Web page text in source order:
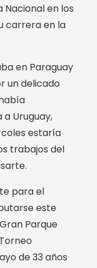
en los
carrera en la
en Paraguay
un delicado
Uruguay,
estaría
trabajos del
para el
este
Parque
de 33 años